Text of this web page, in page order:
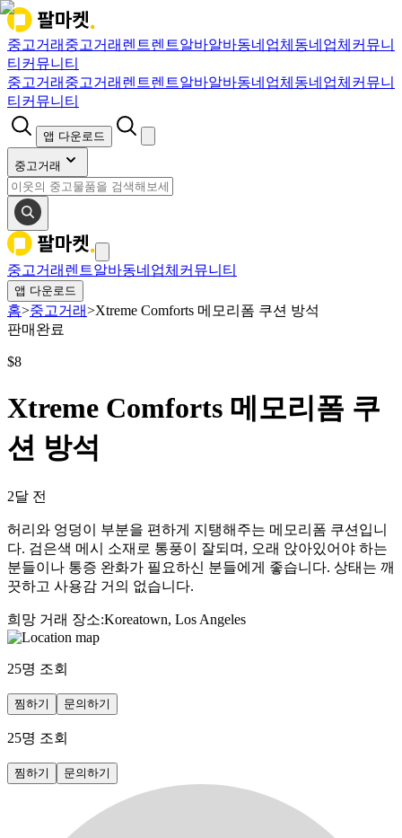
중고거래 중고거래 렌트렌트알바알바동네업체 동네업체 커뮤니
티 커뮤니티
중고거래 중고거래 렌트렌트알바알바동네업체 동네업체 커뮤니
티 커뮤니티
앱 다운로드
중고거래
중고거래 렌트알바동네업체 커뮤니티
앱 다운로드
홈>중고거래>Xtreme Comforts 메모리폼 쿠션 방석
판매완료
$8
Xtreme Comforts 메모리폼 쿠
션 방석
2달 전
허리와 엉덩이 부분을 편하게 지탱해주는 메모리폼 쿠션입니
다. 검은색 메시 소재로 통풍이 잘되며, 오래 앉아있어야 하는
분들이나 통증 완화가 필요하신 분들에게 좋습니다. 상태는 깨
끗하고 사용감 거의 없습니다.
희망 거래 장소:Koreatown, Los Angeles
25명 조회
찜하기 문의하기
25명 조회
찜하기 문의하기